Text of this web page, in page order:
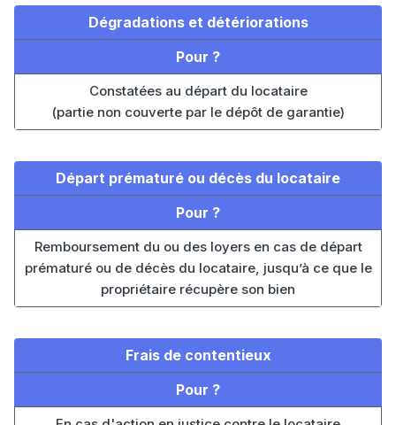
Dégradations et détériorations
Pour ?
Constatées au départ du locataire
(partie non couverte par le dépôt de garantie)
Départ prématuré ou décès du locataire
Pour ?
Remboursement du ou des loyers en cas de départ
prématuré ou de décès du locataire, jusqu’à ce que le
propriétaire récupère son bien
Frais de contentieux
Pour ?